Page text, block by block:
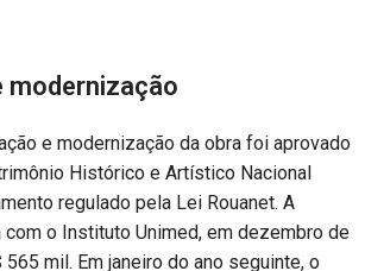
modernização
e modernização da obra foi aprovado
Histórico e Artístico Nacional
regulado pela Lei Rouanet. A
o Instituto Unimed, em dezembro de
mil. Em janeiro do ano seguinte, o